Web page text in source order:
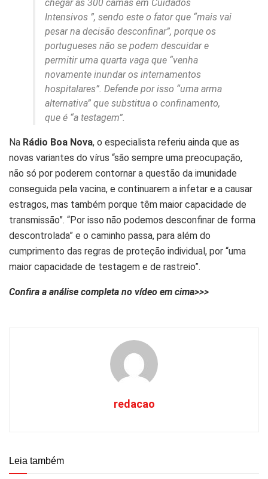
chegar às 300 camas em Cuidados
Intensivos ”, sendo este o fator que “mais vai
pesar na decisão desconfinar”, porque os
portugueses não se podem descuidar e
permitir uma quarta vaga que “venha
novamente inundar os internamentos
hospitalares”. Defende por isso “uma arma
alternativa” que substitua o confinamento,
que é “a testagem”.
Na Rádio Boa Nova, o especialista referiu ainda que as
novas variantes do vírus “são sempre uma preocupação,
não só por poderem contornar a questão da imunidade
conseguida pela vacina, e continuarem a infetar e a causar
estragos, mas também porque têm maior capacidade de
transmissão”. “Por isso não podemos desconfinar de forma
descontrolada” e o caminho passa, para além do
cumprimento das regras de proteção individual, por “uma
maior capacidade de testagem e de rastreio”.
Confira a análise completa no vídeo em cima>>>
redacao
Leia também